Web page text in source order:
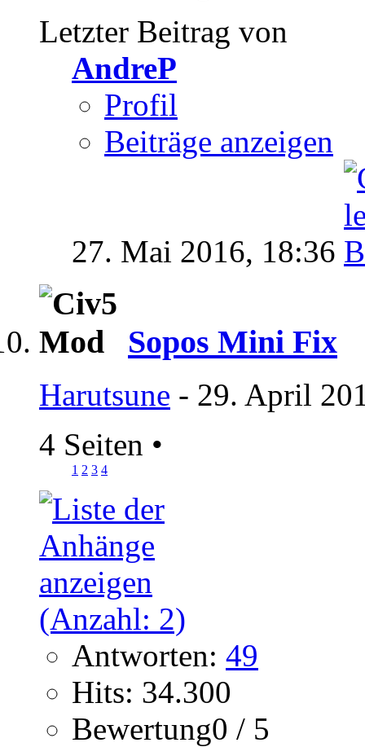
Letzter Beitrag von
AndreP
Profil
Beiträge anzeigen
27. Mai 2016, 18:36
Sopos Mini Fix
Harutsune - 29. April
4 Seiten •
1 2 3 4
Antworten: 49
Hits: 34.300
Bewertung0 / 5